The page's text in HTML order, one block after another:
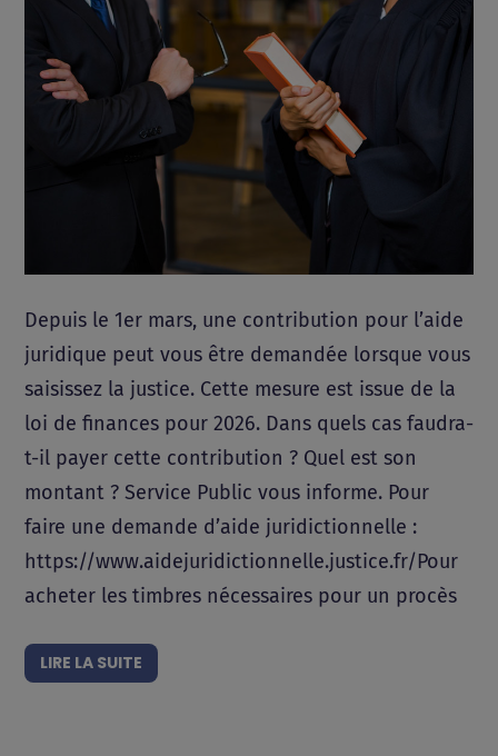
Depuis le 1er mars, une contribution pour l’aide
juridique peut vous être demandée lorsque vous
saisissez la justice. Cette mesure est issue de la
loi de finances pour 2026. Dans quels cas faudra-
t-il payer cette contribution ? Quel est son
montant ? Service Public vous informe. Pour
faire une demande d’aide juridictionnelle :
https://www.aidejuridictionnelle.justice.fr/Pour
acheter les timbres nécessaires pour un procès
LIRE LA SUITE